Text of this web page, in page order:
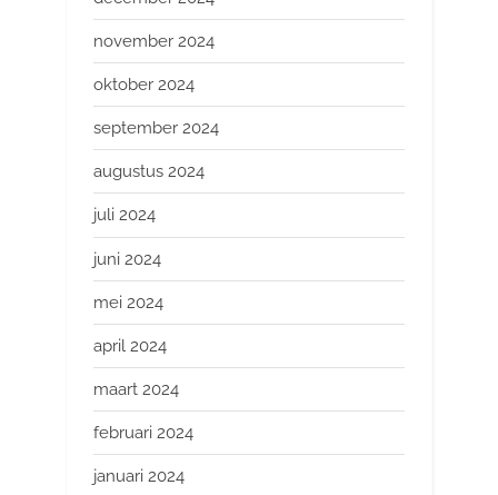
november 2024
oktober 2024
september 2024
augustus 2024
juli 2024
juni 2024
mei 2024
april 2024
maart 2024
februari 2024
januari 2024